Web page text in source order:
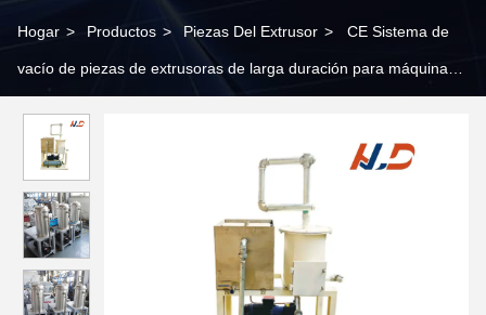
Hogar > Productos > Piezas Del Extrusor > CE Sistema de
vacío de piezas de extrusoras de larga duración para máquinas